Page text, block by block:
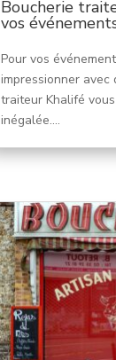
Boucherie
vos
Pour vos
impressionner avec
traiteur Khalifé
inégalée....